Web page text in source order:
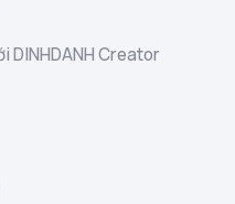
DINHDANH Creator